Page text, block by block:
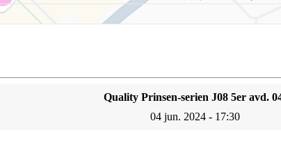
Quality Prinsen-serien J08 5er avd.
04 jun. 2024 - 17:30